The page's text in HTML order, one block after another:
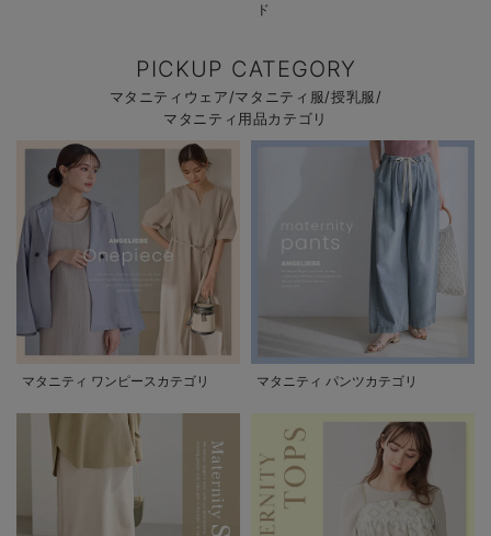
ド
PICKUP CATEGORY
マタニティウェア/マタニティ服/授乳服/
マタニティ用品カテゴリ
マタニティ ワンピースカテゴリ マタニティ パンツカテゴリ